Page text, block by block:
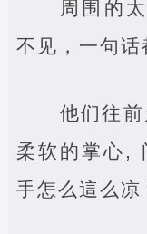
周围的
不见，一句话
他们往
柔软的掌心,
手怎么這么凉